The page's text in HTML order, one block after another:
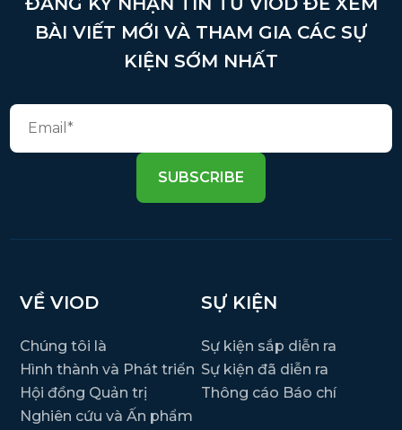
BÀI VIẾT MỚI VÀ THAM GIA CÁC SỰ
KIỆN SỚM NHẤT
SUBSCRIBE
VỀ VIOD
Chúng tôi là
Hình thành và Phát triển
Hội đồng Quản trị
Nghiên cứu và Ấn phẩm
SỰ KIỆN
Sự kiện sắp diễn ra
Sự kiện đã diễn ra
Thông cáo Báo chí